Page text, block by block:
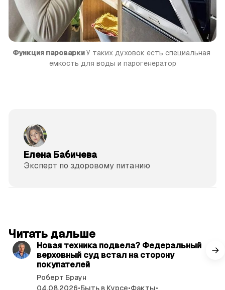
Функция ­пароварки У таких духовок есть специальная
емкость для воды и парогенератор
Елена Бабичева
Эксперт по здоровому питанию
Читать дальше
Новая техника подвела? Федеральный
верховный суд встал на сторону
покупателей
Роберт Браун
04.08.2026•Быть в Курсе•Факты•